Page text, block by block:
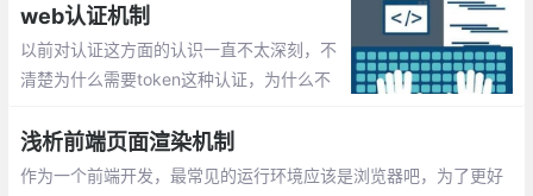
弹出下载框。hadoop上的这个任务耗时比较久
web认证机制
以前对认证这方面的认识一直不太深刻，不
清楚为什么需要token这种认证，为什么不
读了几篇大牛的博客才对认证机制方面有了
进一步了解。
浅析前端页面渲染机制
作为一个前端开发，最常见的运行环境应该是浏览器吧，为了更好